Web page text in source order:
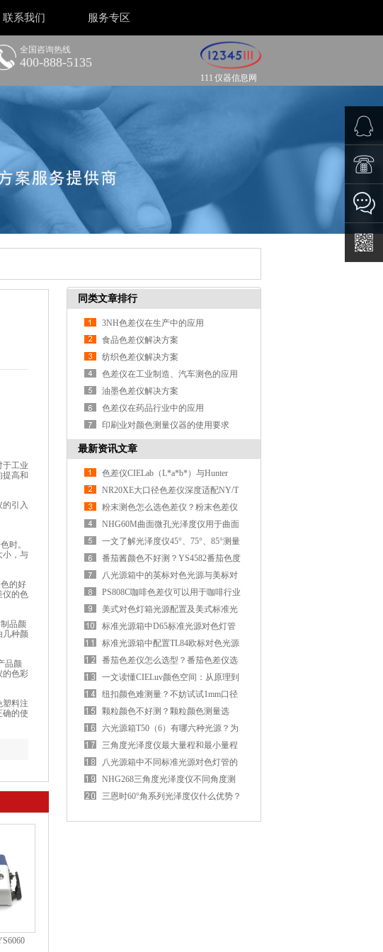
联系我们 服务专区
全国咨询热线
400-888-5135
111 仪器信息网
于工业
提高和
引入
时。
小，与
的好
仪的色
品颜
几种颜
品颜
的色彩
塑料注
确的使
同类文章排行
3NH色差仪在生产中的应用
食品色差仪解决方案
纺织色差仪解决方案
色差仪在工业制造、汽车测色的应用
油墨色差仪解决方案
色差仪在药品行业中的应用
印刷业对颜色测量仪器的使用要求
最新资讯文章
色差仪CIELab（L*a*b*）与Hunter
Lab（Lab）区别解读
NR20XE大口径色差仪深度适配NY/T
821-2019肉色测色标准
粉末测色怎么选色差仪？粉末色差仪
的选型推荐
NHG60M曲面微孔光泽度仪用于曲面
酒瓶光泽度的测量
一文了解光泽度仪45°、75°、85°测量
角的适用范围
番茄酱颜色不好测？YS4582番茄色度
仪专测番茄酱颜色！
八光源箱中的英标对色光源与美标对
色光源怎么配合使用？
PS808C咖啡色差仪可以用于咖啡行业
哪些色度指标检测？
美式对色灯箱光源配置及美式标准光
源CWF和U30
标准光源箱中D65标准光源对色灯管
一般配置几支？
标准光源箱中配置TL84欧标对色光源
有什么作用？
番茄色差仪怎么选型？番茄色差仪选
PS808CT大口径色差仪！
一文读懂CIELuv颜色空间：从原理到
色差公式全解析！
纽扣颜色难测量？不妨试试1mm口径
分光测色仪PS401！
颗粒颜色不好测？颗粒颜色测量选
PS808颗粒分光色差仪！
六光源箱T50（6）有哪六种光源？为
什么配置CWF冷白光源？
三角度光泽度仪最大量程和最小量程
是多少GU？
八光源箱中不同标准光源对色灯管的
配置数量是几支？
NHG268三角度光泽度仪不同角度测
量光斑范围是多少mm？
三恩时60°角系列光泽度仪什么优势？
在线咨
询
联系电
话：400-
在线留